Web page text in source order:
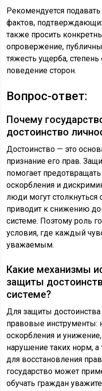
Рекомендуется
фактов,
также просить
опровержение,
тяжесть ущерба,
поведение сторон.
Вопрос-ответ:
Почему
достоинство
Достоинство — это
признание его прав.
помогает
оскорбления и
люди могут столкнуться
приводит к снижению
системе. Поэтому роль
условия, где каждый
уважаемым.
Какие механизмы
защиты
системе?
Для защиты
правовые
оскорбления и
нарушение таких норм,
для восстановления
государство может
обучать граждан